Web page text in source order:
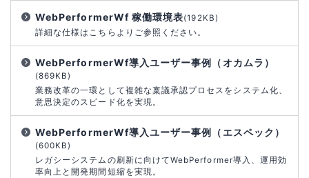
WebPerformerWf 稼働環境表(192KB)
詳細な仕様はこちらよりご参照ください。
WebPerformerWf導入ユーザー事例（オカムラ）
(869KB)
業務改革の一環として複雑な稟議承認プロセスをシステム化、
意思決定のスピード化を実現。
WebPerformerWf導入ユーザー事例（エスペック）
(600KB)
レガシーシステムの刷新に向けてWebPerformer導入、運用効
率向上と開発期間短縮を実現。